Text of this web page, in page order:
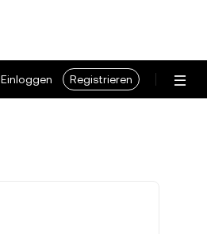
Einloggen Registrieren